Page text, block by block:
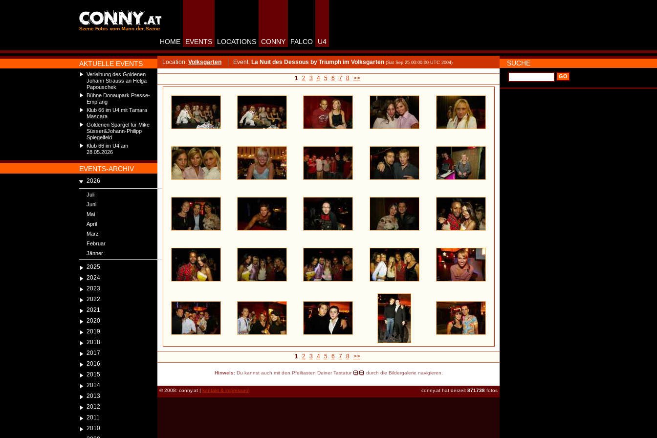
AKTUELLE EVENTS
Verleihung des Goldenen
Johann Strauss an Helga
Papouschek
Bühne Donaupark Presse-
Empfang
Klub 66 im U4 mit Tamara
Mascara
Goldenen Spargel für Mike
Süsser&Johann-Philipp
Spiegelfeld
Klub 66 im U4 am
28.05.2026
EVENTS-ARCHIV
2026
Juli
Juni
Mai
April
März
Februar
Jänner
2025
2024
2023
2022
2021
2020
2019
2018
2017
2016
2015
2014
2013
2012
2011
2010
HOME EVENTS LOCATIONS CONNY FALCO U4
Location: Volksgarten Event: La Nuit des Dessous by Triumph im Volksgarten (Sat Sep 25 00:00:00 UTC 2004)
1 2 3 4 5 6 7 8 >>
1 2 3 4 5 6 7 8 >>
Hinweis:Du kannst auch mit den Pfeiltasten Deiner Tastatur durch die Bildergalerie navigieren.
conny.at hat derzeit 871738 fotos
© 2008: conny.at | kontakt & impressum
SUCHE